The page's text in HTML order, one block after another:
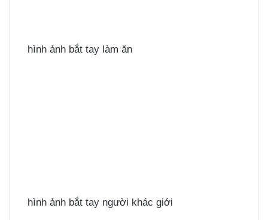
hình ảnh bắt tay làm ăn
hình ảnh bắt tay người khác giới